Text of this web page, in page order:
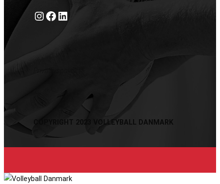
Instagram https://www.facebook.com/danishbeachvolleytour LinkedIn
COPYRIGHT 2023 VOLLEYBALL DANMARK